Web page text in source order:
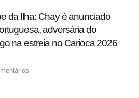
da Ilha: Chay é anunciado
adversária do
na estreia no Carioca 2026